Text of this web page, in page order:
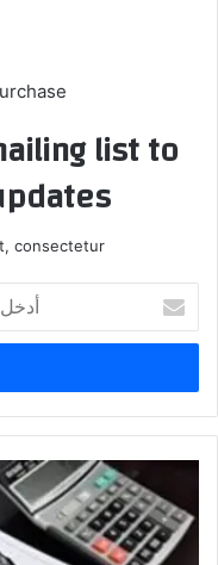
list to
consectetur.
بريدك
الإلكتروني
المالية:
جميع
الرواتب